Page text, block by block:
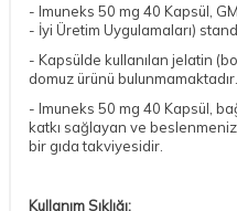
- Imuneks 50 mg 40 Kapsül,
- İyi Üretim Uygulamaları)
- Kapsülde kullanılan jelatin
domuz ürünü bulunmamaktadır.
- Imuneks 50 mg 40 Kapsül,
katkı sağlayan ve
bir gıda takviyesidir.
Kullanım Sıklığı: